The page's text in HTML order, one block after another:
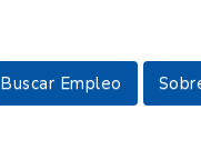
Buscar Empleo